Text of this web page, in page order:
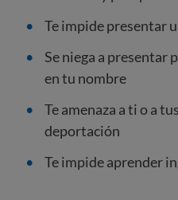
Te impide presentar
Se niega a presentar
en tu nombre
Te amenaza a ti o a
deportación
Te impide aprender